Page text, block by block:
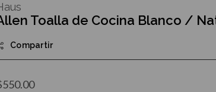
Toalla de Cocina Blanco /
Compartir